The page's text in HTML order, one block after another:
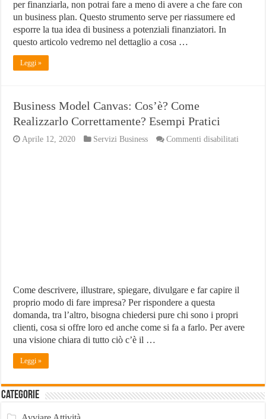
per finanziarla, non potrai fare a meno di avere a che fare con
un business plan. Questo strumento serve per riassumere ed
esporre la tua idea di business a potenziali finanziatori. In
questo articolo vedremo nel dettaglio a cosa …
Leggi »
Business Model Canvas: Cos’è? Come
Realizzarlo Correttamente? Esempi Pratici
Aprile 12, 2020 Servizi Business Commenti disabilitati
Come descrivere, illustrare, spiegare, divulgare e far capire il
proprio modo di fare impresa? Per rispondere a questa
domanda, tra l’altro, bisogna chiedersi pure chi sono i propri
clienti, cosa si offre loro ed anche come si fa a farlo. Per avere
una visione chiara di tutto ciò c’è il …
Leggi »
Categorie